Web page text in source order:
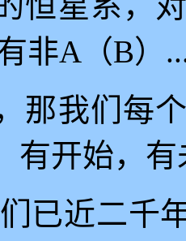
非A （B）
那我们每
有开始，
已近二千